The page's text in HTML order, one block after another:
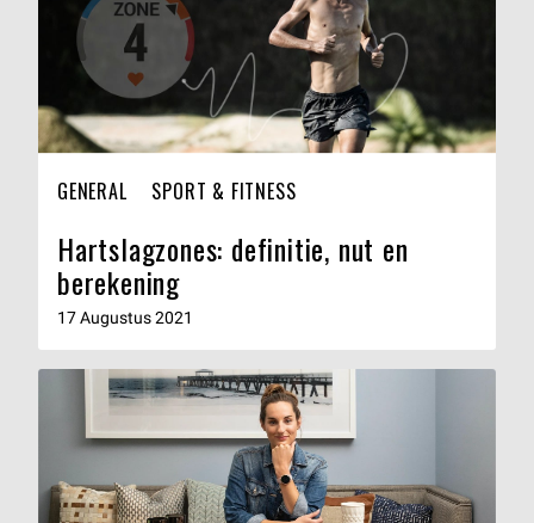
GENERAL SPORT & FITNESS
Hartslagzones: definitie, nut en
berekening
17 Augustus 2021